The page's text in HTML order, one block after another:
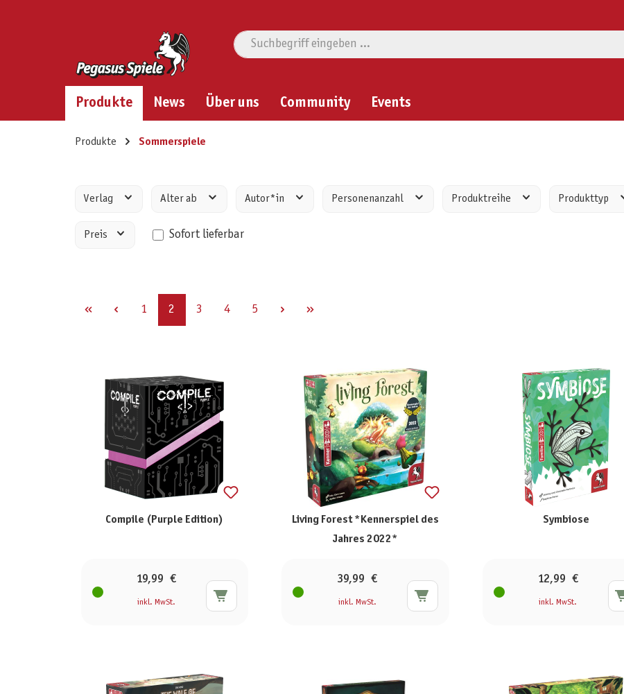
Produkte News Über uns Community Events
Produkte Sommerspiele
Verlag Alter ab Autor*in Personenanzahl Produktreihe Produkttyp
Preis Sofort lieferbar
Seite
1 Seite
2 Seite
3 Seite
4 Seite
5
Compile (Purple Edition)
19,99 €
inkl. MwSt.
Living Forest *Kennerspiel des
Jahres 2022*
39,99 €
inkl. MwSt.
Symbiose
12,99 €
inkl. MwSt.